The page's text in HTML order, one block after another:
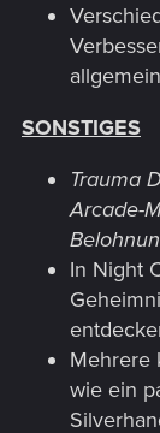
SONSTIGES
Trauma
Arcade-
In Night
Mehrere
wie ein